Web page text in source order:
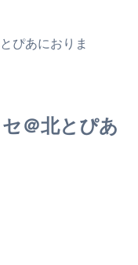
ぴあにおりま
＠北とぴあ